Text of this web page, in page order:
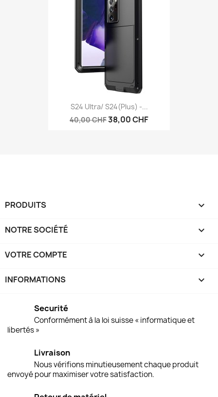
S24 Ultra/ S24(Plus) -...
40,00 CHF38,00 CHF
PRODUITS 
NOTRE SOCIÉTÉ 
VOTRE COMPTE 
INFORMATIONS keyboard_arrow_down
Securité
Conformément à la loi suisse « informatique et
libertés »
Livraison
Nous vérifions minutieusement chaque produit
envoyé pour maximiser votre satisfaction.